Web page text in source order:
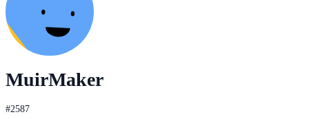
MuirMaker
#2587